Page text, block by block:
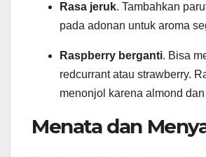
Rasa jeruk. Tambahkan
pada adonan untuk aroma
Raspberry berganti. Bisa
redcurrant atau strawberry.
menonjol karena almond
Menata dan